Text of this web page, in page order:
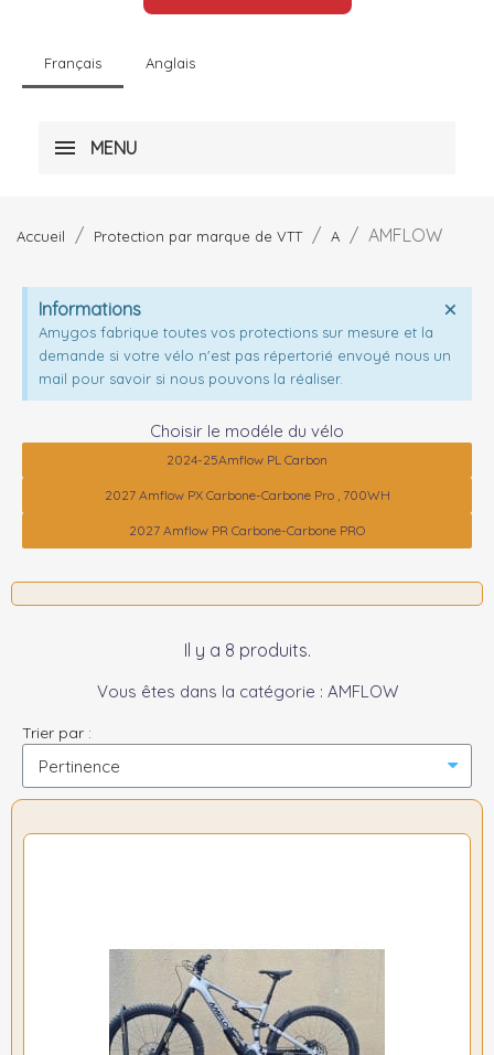
Français Anglais
MENU
Accueil Protection par marque de VTT A AMFLOW
Informations
Amygos fabrique toutes vos protections sur mesure et la
demande si votre vélo n'est pas répertorié envoyé nous un
mail pour savoir si nous pouvons la réaliser.
Choisir le modéle du vélo
2024-25Amflow PL Carbon
2027 Amflow PX Carbone-Carbone Pro , 700WH
2027 Amflow PR Carbone-Carbone PRO
Il y a 8 produits.
Vous êtes dans la catégorie : AMFLOW
Trier par :